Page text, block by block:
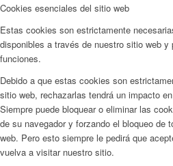
Cookies esenciales del sitio web
Estas cookies son estrictamente
disponibles a través de nuestro sitio web y
funciones.
Debido a que estas cookies son
sitio web, rechazarlas tendrá un impacto
Siempre puede bloquear o eliminar las
de su navegador y forzando el bloqueo de
web. Pero esto siempre le pedirá que
vuelva a visitar nuestro sitio.